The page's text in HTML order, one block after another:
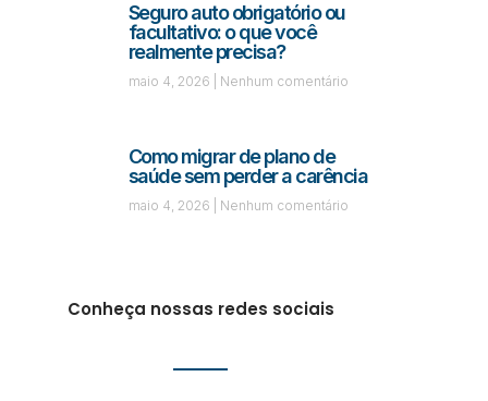
Seguro auto obrigatório ou
facultativo: o que você
realmente precisa?
maio 4, 2026 Nenhum comentário
Como migrar de plano de
saúde sem perder a carência
maio 4, 2026 Nenhum comentário
Conheça nossas redes sociais